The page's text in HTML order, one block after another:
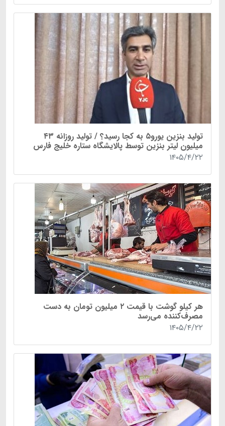
تولید بنزین یورو۵ به کجا رسید؟ / تولید روزانه ۴۳
میلیون لیتر بنزین توسط پالایشگاه ستاره خلیج فارس
۱۴۰۵/۴/۲۲
هر کیلو گوشت با قیمت ۲ میلیون تومان به دست
مصرف‌کننده می‌رسد
۱۴۰۵/۴/۲۲